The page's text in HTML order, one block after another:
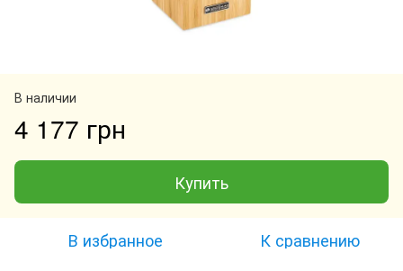
В наличии
4 177 грн
Купить
В избранное К сравнению